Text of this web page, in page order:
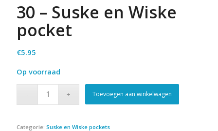
30 – Suske en Wiske
pocket
€5.95
Op voorraad
Toevoegen aan winkelwagen
Categorie: Suske en Wiske pockets